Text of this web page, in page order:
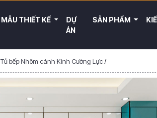
MẪU THIẾT KẾ
DỰ
ÁN
SẢN PHẨM
Tủ bếp Nhôm cánh Kính Cường Lực/